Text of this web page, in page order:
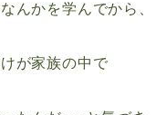
んかを学んでから、
が家族の中で